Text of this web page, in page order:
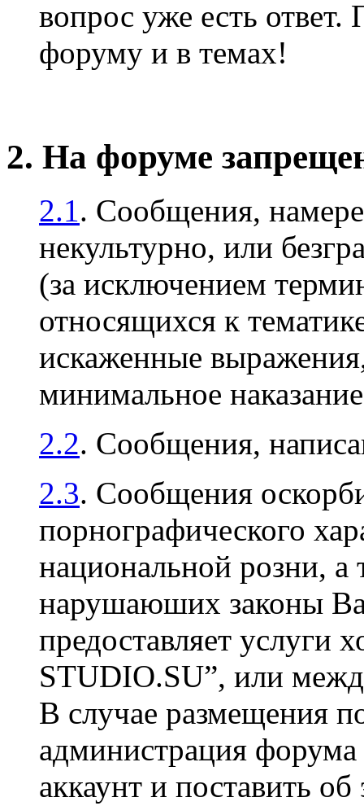
вопрос уже есть ответ.
форуму и в темах!
2. На форуме
2.1. Сообщения,
некультурно, или
(за исключением
относящихся к
искаженные
минимальное
2.2. Сообщения,
2.3. Сообщения
порнографического
национальной розни, а
нарушаюших законы
предоставляет услуги
STUDIO.SU”, или
В случае размещения
администрация
аккаунт и поставить